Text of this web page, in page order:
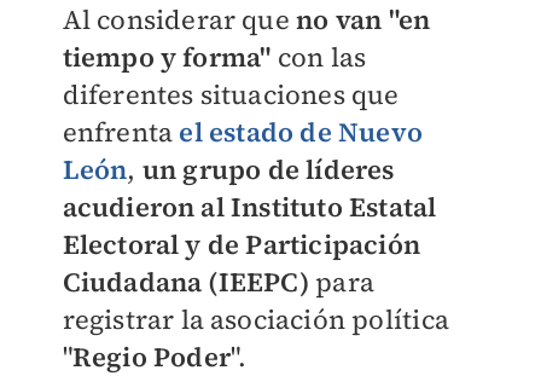
Al considerar queno van "en
tiempo y forma" con las
diferentes situaciones que
enfrenta el estado de Nuevo
León, un grupo de líderes
acudieron al Instituto Estatal
Electoral y de Participación
Ciudadana (IEEPC) para
registrar la asociación política
"Regio Poder".